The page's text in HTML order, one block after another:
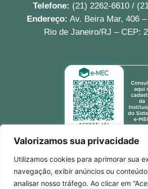
Valorizamos sua privacidade
Utilizamos cookies para aprimorar sua
navegação, exibir anúncios ou
analisar nosso tráfego. Ao clicar em
Telefone: (21) 2262-6610 /
Endereço: Av. Beira Mar, 406
Rio de Janeiro/RJ – CEP:
Redes Sociais
Instagram